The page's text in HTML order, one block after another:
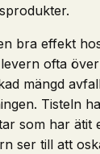
bra effekt
ofta
mängd
Tisteln
som har ätit
ser till att